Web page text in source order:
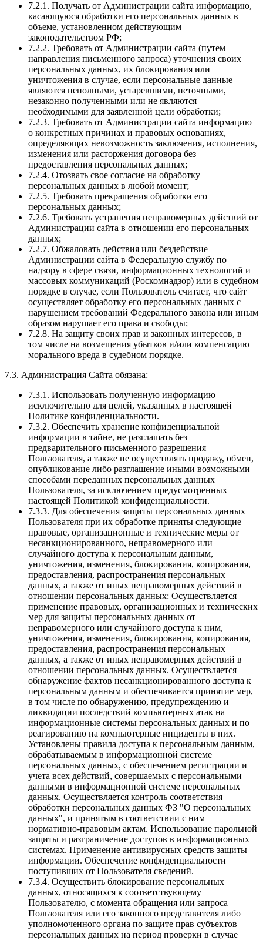
7.2.1. Получать от Администрации сайта информацию,
касающуюся обработки его персональных данных в
объеме, установленном действующим
законодательством РФ;
7.2.2. Требовать от Администрации сайта (путем
направления письменного запроса) уточнения своих
персональных данных, их блокирования или
уничтожения в случае, если персональные данные
являются неполными, устаревшими, неточными,
незаконно полученными или не являются
необходимыми для заявленной цели обработки;
7.2.3. Требовать от Администрации сайта информацию
о конкретных причинах и правовых основаниях,
определяющих невозможность заключения, исполнения,
изменения или расторжения договора без
предоставления персональных данных;
7.2.4. Отозвать свое согласие на обработку
персональных данных в любой момент;
7.2.5. Требовать прекращения обработки его
персональных данных;
7.2.6. Требовать устранения неправомерных действий от
Администрации сайта в отношении его персональных
данных;
7.2.7. Обжаловать действия или бездействие
Администрации сайта в Федеральную службу по
надзору в сфере связи, информационных технологий и
массовых коммуникаций (Роскомнадзор) или в судебном
порядке в случае, если Пользователь считает, что сайт
осуществляет обработку его персональных данных с
нарушением требований Федерального закона или иным
образом нарушает его права и свободы;
7.2.8. На защиту своих прав и законных интересов, в
том числе на возмещения убытков и/или компенсацию
морального вреда в судебном порядке.
7.3. Администрация Сайта обязана:
7.3.1. Использовать полученную информацию
исключительно для целей, указанных в настоящей
Политике конфиденциальности.
7.3.2. Обеспечить хранение конфиденциальной
информации в тайне, не разглашать без
предварительного письменного разрешения
Пользователя, а также не осуществлять продажу, обмен,
опубликование либо разглашение иными возможными
способами переданных персональных данных
Пользователя, за исключением предусмотренных
настоящей Политикой конфиденциальности.
7.3.3. Для обеспечения защиты персональных данных
Пользователя при их обработке приняты следующие
правовые, организационные и технические меры от
несанкционированного, неправомерного или
случайного доступа к персональным данным,
уничтожения, изменения, блокирования, копирования,
предоставления, распространения персональных
данных, а также от иных неправомерных действий в
отношении персональных данных: Осуществляется
применение правовых, организационных и технических
мер для защиты персональных данных от
неправомерного или случайного доступа к ним,
уничтожения, изменения, блокирования, копирования,
предоставления, распространения персональных
данных, а также от иных неправомерных действий в
отношении персональных данных. Осуществляется
обнаружение фактов несанкционированного доступа к
персональным данным и обеспечивается принятие мер,
в том числе по обнаружению, предупреждению и
ликвидации последствий компьютерных атак на
информационные системы персональных данных и по
реагированию на компьютерные инциденты в них.
Установлены правила доступа к персональным данным,
обрабатываемым в информационной системе
персональных данных, с обеспечением регистрации и
учета всех действий, совершаемых с персональными
данными в информационной системе персональных
данных. Осуществляется контроль соответствия
обработки персональных данных ФЗ "О персональных
данных", и принятым в соответствии с ним
нормативно-правовым актам. Использование парольной
защиты и разграничение доступов в информационных
системах. Применение антивирусных средств защиты
информации. Обеспечение конфиденциальности
поступивших от Пользователя сведений.
7.3.4. Осуществить блокирование персональных
данных, относящихся к соответствующему
Пользователю, с момента обращения или запроса
Пользователя или его законного представителя либо
уполномоченного органа по защите прав субъектов
персональных данных на период проверки в случае